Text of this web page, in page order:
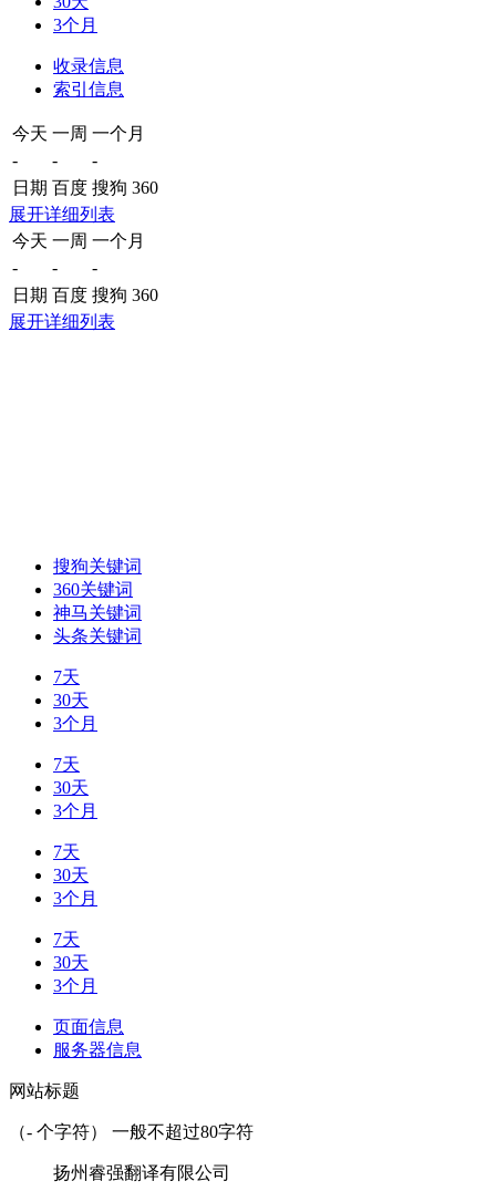
3个月
收录信息
索引信息
今天 一周 一个月
-
-
-
日期 百度 搜狗 360
展开详细列表
今天 一周 一个月
-
-
-
日期 百度 搜狗 360
展开详细列表
搜狗关键词
360关键词
神马关键词
头条关键词
7天
30天
3个月
7天
30天
3个月
7天
30天
3个月
7天
30天
3个月
页面信息
服务器信息
网站标题
（- 个字符） 一般不超过80字符
扬州睿强翻译有限公司